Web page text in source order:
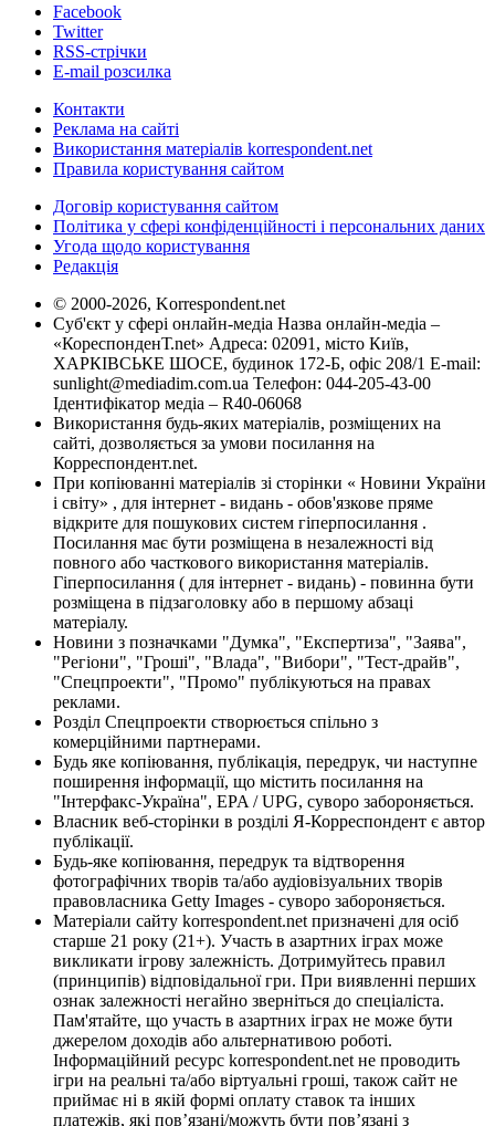
Facebook
Twitter
RSS-стрічки
E-mail розсилка
Контакти
Реклама на сайті
Використання матеріалів korrespondent.net
Правила користування сайтом
Договір користування сайтом
Політика у сфері конфіденційності і персональних даних
Угода щодо користування
Редакція
© 2000-2026, Korrespondent.net
Суб'єкт у сфері онлайн-медіа Назва онлайн-медіа –
«КореспонденТ.net» Адреса: 02091, місто Київ,
ХАРКІВСЬКЕ ШОСЕ, будинок 172-Б, офіс 208/1 E-mail:
sunlight@mediadim.com.ua Телефон: 044-205-43-00
Ідентифікатор медіа – R40-06068
Використання будь-яких матеріалів, розміщених на
сайті, дозволяється за умови посилання на
Корреспондент.net.
При копіюванні матеріалів зі сторінки « Новини України
і світу» , для інтернет - видань - обов'язкове пряме
відкрите для пошукових систем гіперпосилання .
Посилання має бути розміщена в незалежності від
повного або часткового використання матеріалів.
Гіперпосилання ( для інтернет - видань) - повинна бути
розміщена в підзаголовку або в першому абзаці
матеріалу.
Новини з позначками "Думка", "Експертиза", "Заява",
"Регіони", "Гроші", "Влада", "Вибори", "Тест-драйв",
"Спецпроекти", "Промо" публікуються на правах
реклами.
Розділ Спецпроекти створюється спільно з
комерційними партнерами.
Будь яке копіювання, публікація, передрук, чи наступне
поширення інформації, що містить посилання на
"Інтерфакс-Україна", EPA / UPG, суворо забороняється.
Власник веб-сторінки в розділі Я-Корреспондент є автор
публікації.
Будь-яке копіювання, передрук та відтворення
фотографічних творів та/або аудіовізуальних творів
правовласника Getty Images - суворо забороняється.
Матеріали сайту korrespondent.net призначені для осіб
старше 21 року (21+). Участь в азартних іграх може
викликати ігрову залежність. Дотримуйтесь правил
(принципів) відповідальної гри. При виявленні перших
ознак залежності негайно зверніться до спеціаліста.
Пам'ятайте, що участь в азартних іграх не може бути
джерелом доходів або альтернативою роботі.
Інформаційний ресурс korrespondent.net не проводить
ігри на реальні та/або віртуальні гроші, також сайт не
приймає ні в якій формі оплату ставок та інших
платежів, які пов’язані/можуть бути пов’язані з